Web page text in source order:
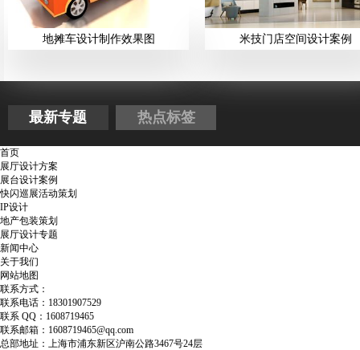
地摊车设计制作效果图 米技门店空间设计案例
最新专题 热点标签
首页
展厅设计方案
展台设计案例
快闪巡展活动策划
IP设计
地产包装策划
展厅设计专题
新闻中心
关于我们
网站地图
联系方式：
联系电话：18301907529
联系 QQ：1608719465
联系邮箱：1608719465@qq.com
总部地址：上海市浦东新区沪南公路3467号24层